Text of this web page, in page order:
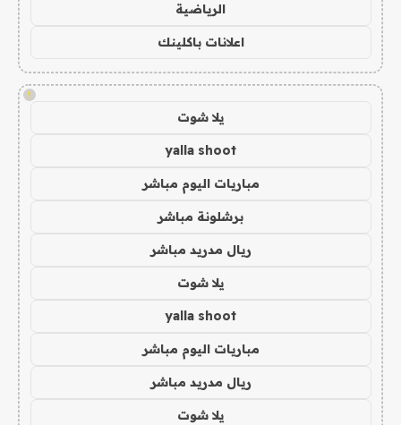
الرياضية
اعلانات باكلينك
!
يلا شوت
yalla shoot
مباريات اليوم مباشر
برشلونة مباشر
ريال مدريد مباشر
يلا شوت
yalla shoot
مباريات اليوم مباشر
ريال مدريد مباشر
يلا شوت